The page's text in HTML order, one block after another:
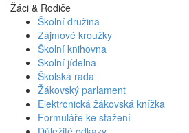
Žáci & Rodiče
Školní družina
Zájmové kroužky
Školní knihovna
Školní jídelna
Školská rada
Žákovský parlament
Elektronická žákovská knížka
Formuláře ke stažení